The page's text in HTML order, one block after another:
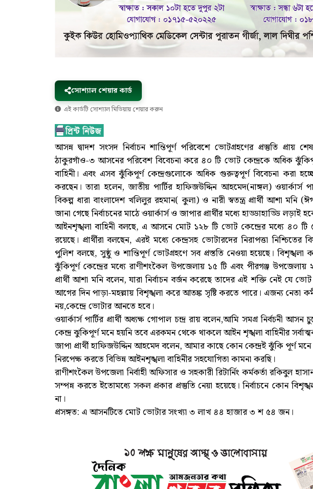
সোশ্যাল শেয়ার কার্ড
এই কার্ডটি সোশ্যাল মিডিয়ায় শেয়ার করুন
আসন্ন দ্বাদশ সংসদ নির্বাচন শান্তিপূর্ণ পরিবেশে ভোটগ্রহণের প্রস্তুতি প্রায়
ঠাকুরগাঁও-৩ আসনের পরিবেশ বিবেচনা করে ৪০ টি ভোট কেন্দ্রকে অধিক
বাহিনী। এবং এসব ঝুঁকিপূর্ণ কেন্দ্রগুলোকে অধিক গুরুত্বপূর্ণ বিবেচনা করা
করছেন। তারা হলেন, জাতীয় পার্টির হাফিজউদ্দিন আহমেদ(নাঙ্গল) ওয়ার্কার্স
বিকল্প ধারা বাংলাদেশ খলিলুর রহমান( কুলা) ও নারী স্বতন্ত্র প্রার্থী আশা মনি
জানা গেছে নির্বাচনের মাঠে ওয়ার্কার্স ও জাপার প্রার্থীর মধ্যে হাড্ডাহাড্ডি লড়াই
আইনশৃঙ্খলা বাহিনী বলছে, এ আসনে মোট ১২৮ টি ভোট কেন্দ্রের মধ্যে ৪০ টি
রয়েছে। প্রার্থীরা বলছেন, এরই মধ্যে কেন্দ্রসহ ভোটারদের নিরাপত্তা
পুলিশ বলছে, সুষ্ঠু ও শান্তিপূর্ণ ভোটগ্রহণে সব প্রস্ততি নেওয়া হয়েছে।
ঝুঁকিপূর্ণ কেন্দ্রের মধ্যে রাণীশংকৈল উপজেলায় ১৫ টি এবং পীরগঞ্জ উপজেলায়
প্রার্থী আশা মনি বলেন, যারা নির্বাচন বর্জন করেছে তাদের এই শক্তি নেই যে
আগের দিন পাড়া-মহল্লায় বিশৃঙ্খলা করে আতঙ্ক সৃষ্টি করতে পারে। এজন্য নেতা
নয়,কেন্দ্রে ভোটার আনতে হবে।
ওয়ার্কার্স পার্টির প্রার্থী অধ্যক্ষ গোপাল চন্দ্র রায় বলেন,আমি সমগ্র নির্বচনী
কেন্দ্র ঝুকিপূর্ণ মনে হয়নি তবে এরকমন থেকে থাকলে আইন শৃঙ্খলা বাহিনীর
জাপা প্রার্থী হাফিজউদ্দিন আহমেদ বলেন, আমার কাছে কোন কেন্দ্রই ঝুঁকি পূর্ণ মনে
নিরপেক্ষ করতে বিভিন্ন আইনশৃঙ্খলা বাহিনীর সহযোগিতা কামনা করছি।
রাণীশংকৈল উপজেলা নির্বাহী অফিসার ও সহকারী রিটার্নিং কর্মকর্তা রকিবুল
সম্পন্ন করতে ইতোমধ্যে সকল প্রকার প্রস্তুতি নেয়া হয়েছে। নির্বাচনে কোন
না।
প্রসঙ্গত: এ আসনটিতে মোট ভোটার সংখ্যা ৩ লাখ ৪৪ হাজার ৩ শ ৫৪ জন।